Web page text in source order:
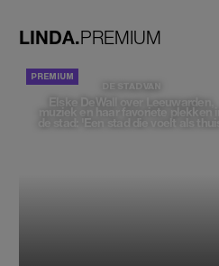
LINDA.PREMIUM
DE STAD VAN
Elske DeWall over Leeuwarden,
muziek en haar favoriete plekken in
de stad: 'Een stad die voelt als thuis'